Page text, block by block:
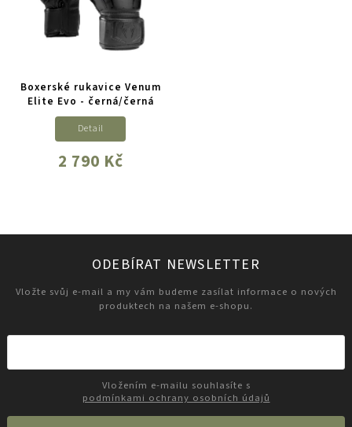
Boxerské rukavice Venum
Elite Evo - černá/černá
2 790 Kč
Detail
ODEBÍRAT NEWSLETTER
Vložte svůj e-mail a my vám budeme zasílat informace o nových
produktech na našem e-shopu.
podmínkami ochrany osobních údajů